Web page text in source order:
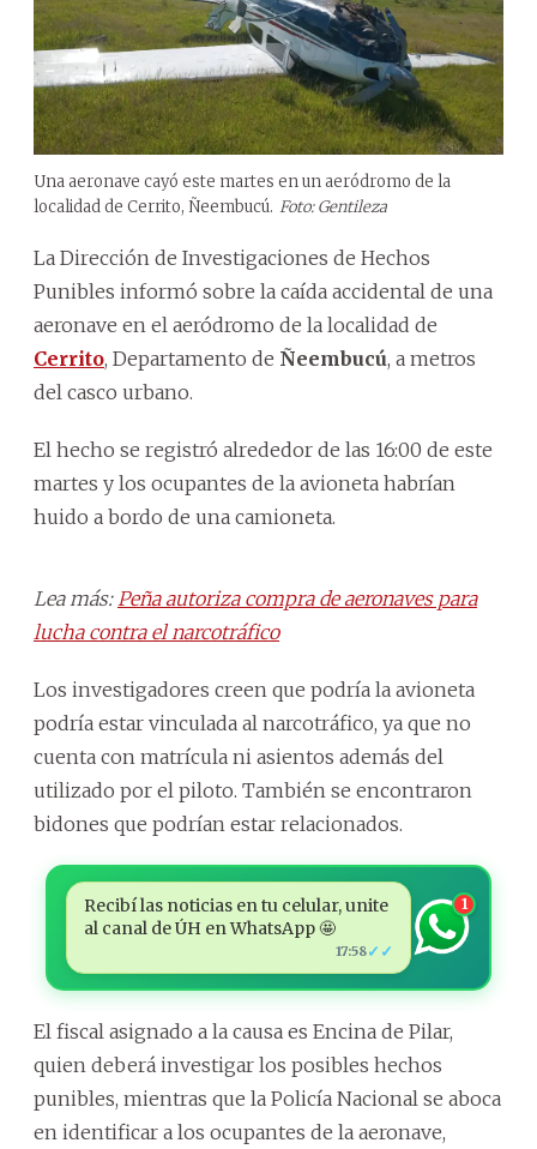
Una aeronave cayó este martes en un aeródromo de la
localidad de Cerrito, Ñeembucú. Foto: Gentileza
La Dirección de Investigaciones de Hechos
Punibles informó sobre la caída accidental de una
aeronave en el aeródromo de la localidad de
Cerrito, Departamento de Ñeembucú, a metros
del casco urbano.
El hecho se registró alrededor de las 16:00 de este
martes y los ocupantes de la avioneta habrían
huido a bordo de una camioneta.
Lea más: Peña autoriza compra de aeronaves para
lucha contra el narcotráfico
Los investigadores creen que podría la avioneta
podría estar vinculada al narcotráfico, ya que no
cuenta con matrícula ni asientos además del
utilizado por el piloto. También se encontraron
bidones que podrían estar relacionados.
Recibí las noticias en tu celular, unite
al canal de ÚH en WhatsApp 🤩
17:58✓✓
1
El fiscal asignado a la causa es Encina de Pilar,
quien deberá investigar los posibles hechos
punibles, mientras que la Policía Nacional se aboca
en identificar a los ocupantes de la aeronave,